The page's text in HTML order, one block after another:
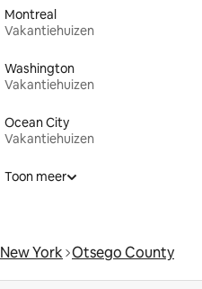
Montreal
Vakantiehuizen
Washington
Vakantiehuizen
Ocean City
Vakantiehuizen
Toon meer
New York Otsego County